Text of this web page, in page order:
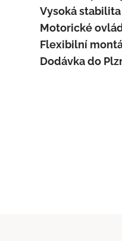
Vysoká stabilita
Motorické
Flexibilní
Dodávka do